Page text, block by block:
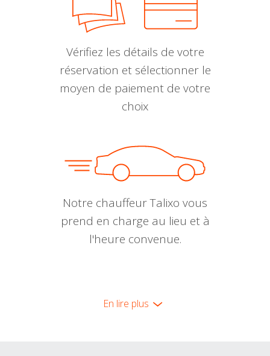
Vérifiez les détails de votre
réservation et sélectionner le
moyen de paiement de votre
choix
Notre chauffeur Talixo vous
prend en charge au lieu et à
l'heure convenue.
En lire plus